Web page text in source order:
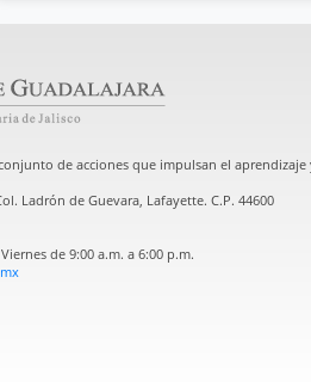
de acciones que impulsan el
Ladrón de Guevara, Lafayette. C.P. 44600
de 9:00 a.m. a 6:00 p.m.